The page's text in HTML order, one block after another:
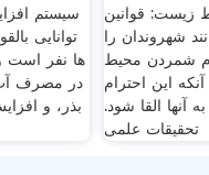
سیستم
توانایی
ها نفر
در مصرف
بذر، و
زیست: قوانین
شهروندان را
شمردن محیط
این احترام
آنها القا شود.
تحقیقات علمی